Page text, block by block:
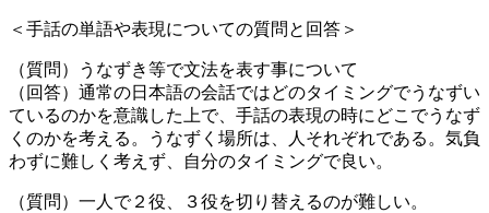
＜手話の単語や表現についての質問と回答＞
（質問）うなずき等で文法を表す事について
（回答）通常の日本語の会話ではどのタイミングでうなずい
ているのかを意識した上で、手話の表現の時にどこでうなず
くのかを考える。うなずく場所は、人それぞれである。気負
わずに難しく考えず、自分のタイミングで良い。
（質問）一人で２役、３役を切り替えるのが難しい。